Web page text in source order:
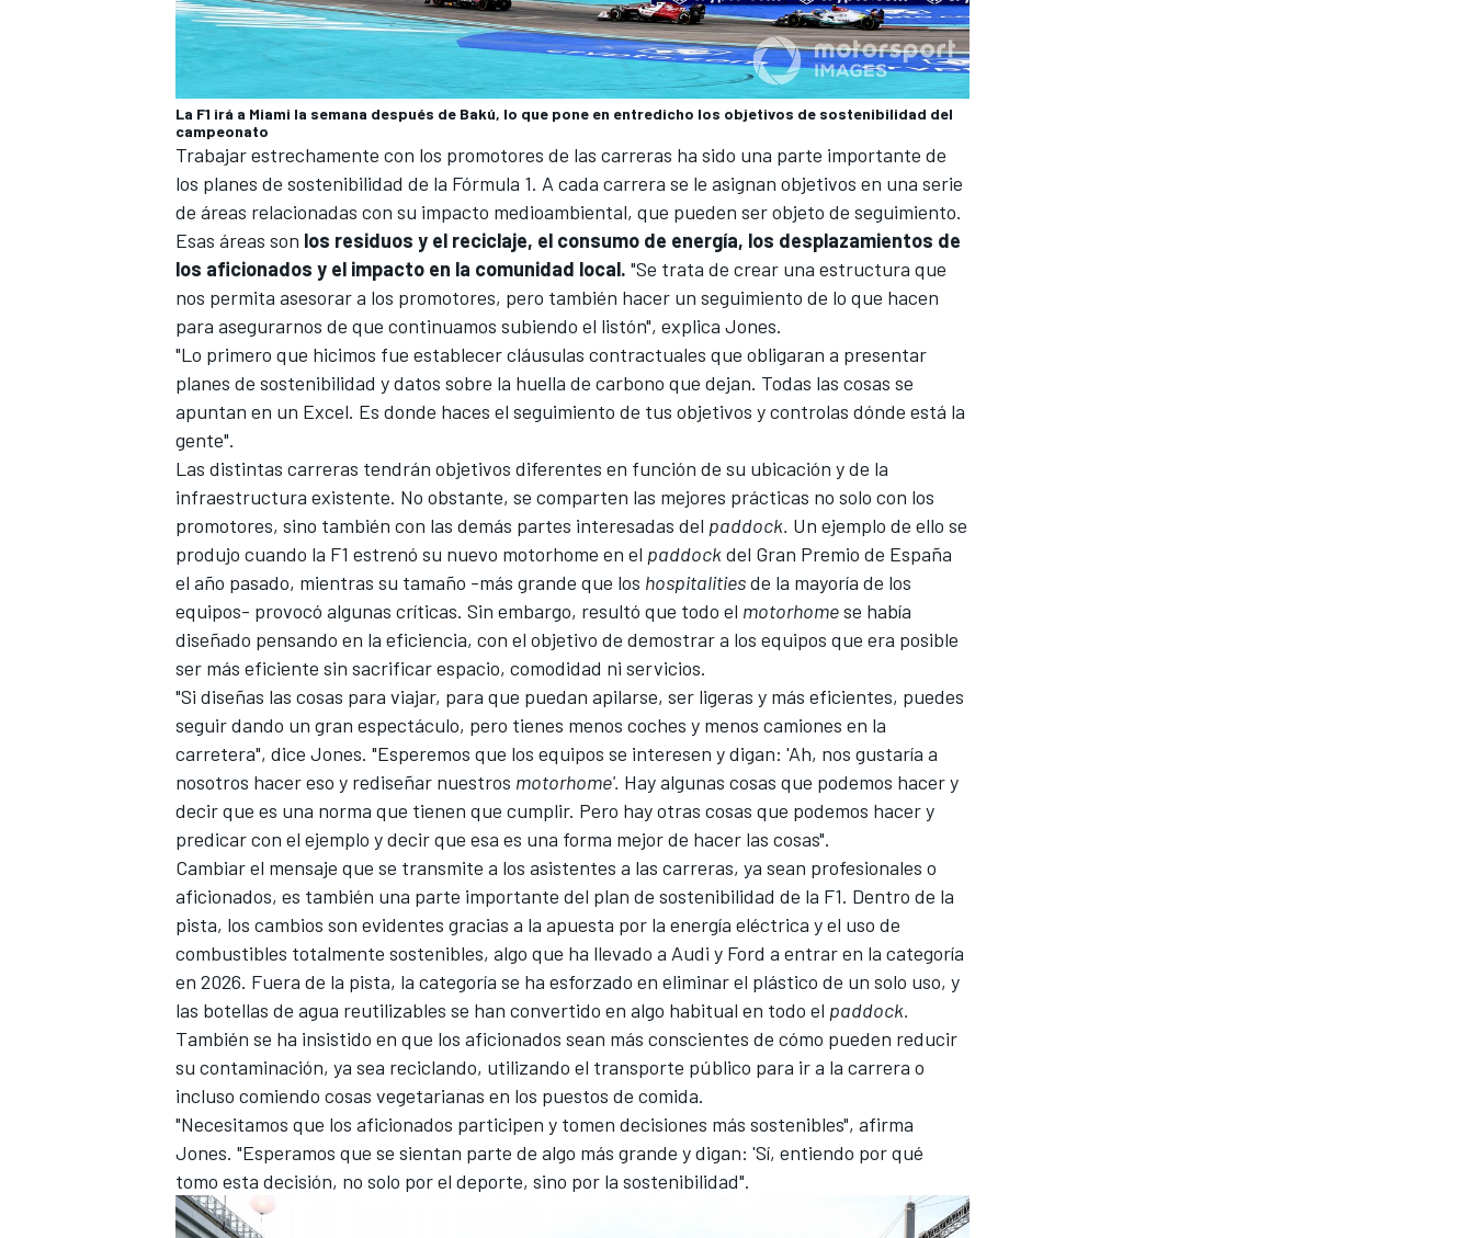
La F1 irá a Miami la semana después de Bakú, lo que pone en entredicho los objetivos de sostenibilidad del
campeonato
Trabajar estrechamente con los promotores de las carreras ha sido una parte importante de
los planes de sostenibilidad de la Fórmula 1. A cada carrera se le asignan objetivos en una serie
de áreas relacionadas con su impacto medioambiental, que pueden ser objeto de seguimiento.
Esas áreas son los residuos y el reciclaje, el consumo de energía, los desplazamientos de
los aficionados y el impacto en la comunidad local. "Se trata de crear una estructura que
nos permita asesorar a los promotores, pero también hacer un seguimiento de lo que hacen
para asegurarnos de que continuamos subiendo el listón", explica Jones.
"Lo primero que hicimos fue establecer cláusulas contractuales que obligaran a presentar
planes de sostenibilidad y datos sobre la huella de carbono que dejan. Todas las cosas se
apuntan en un Excel. Es donde haces el seguimiento de tus objetivos y controlas dónde está la
gente".
Las distintas carreras tendrán objetivos diferentes en función de su ubicación y de la
infraestructura existente. No obstante, se comparten las mejores prácticas no solo con los
promotores, sino también con las demás partes interesadas del paddock. Un ejemplo de ello se
produjo cuando la F1 estrenó su nuevo motorhome en el paddockdel Gran Premio de España
el año pasado, mientras su tamaño -más grande que los hospitalitiesde la mayoría de los
equipos- provocó algunas críticas. Sin embargo, resultó que todo el motorhomese había
diseñado pensando en la eficiencia, con el objetivo de demostrar a los equipos que era posible
ser más eficiente sin sacrificar espacio, comodidad ni servicios.
"Si diseñas las cosas para viajar, para que puedan apilarse, ser ligeras y más eficientes, puedes
seguir dando un gran espectáculo, pero tienes menos coches y menos camiones en la
carretera", dice Jones. "Esperemos que los equipos se interesen y digan: 'Ah, nos gustaría a
nosotros hacer eso y rediseñar nuestros motorhome'. Hay algunas cosas que podemos hacer y
decir que es una norma que tienen que cumplir. Pero hay otras cosas que podemos hacer y
predicar con el ejemplo y decir que esa es una forma mejor de hacer las cosas".
Cambiar el mensaje que se transmite a los asistentes a las carreras, ya sean profesionales o
aficionados, es también una parte importante del plan de sostenibilidad de la F1. Dentro de la
pista, los cambios son evidentes gracias a la apuesta por la energía eléctrica y el uso de
combustibles totalmente sostenibles, algo que ha llevado a Audi y Ford a entrar en la categoría
en 2026. Fuera de la pista, la categoría se ha esforzado en eliminar el plástico de un solo uso, y
las botellas de agua reutilizables se han convertido en algo habitual en todo el paddock.
También se ha insistido en que los aficionados sean más conscientes de cómo pueden reducir
su contaminación, ya sea reciclando, utilizando el transporte público para ir a la carrera o
incluso comiendo cosas vegetarianas en los puestos de comida.
"Necesitamos que los aficionados participen y tomen decisiones más sostenibles", afirma
Jones. "Esperamos que se sientan parte de algo más grande y digan: 'Sí, entiendo por qué
tomo esta decisión, no solo por el deporte, sino por la sostenibilidad".